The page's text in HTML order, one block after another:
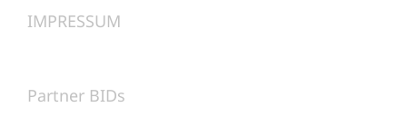
IMPRESSUM
Partner BIDs